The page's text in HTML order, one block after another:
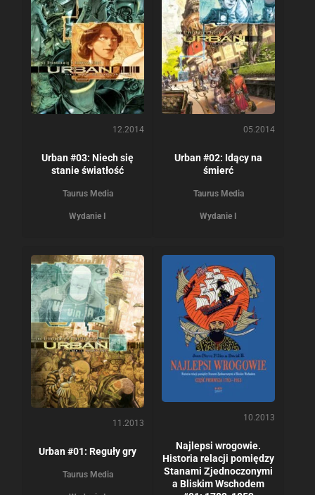
12.2014
Urban #03: Niech się
stanie światłość
Taurus Media
Wydanie I
05.2014
Urban #02: Idący na
śmierć
Taurus Media
Wydanie I
11.2013
Urban #01: Reguły gry
Taurus Media
10.2013
Najlepsi wrogowie.
Historia relacji pomiędzy
Stanami Zjednoczonymi
a Bliskim Wschodem